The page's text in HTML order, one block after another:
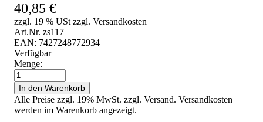
40,85 €
zzgl. 19 % USt zzgl. Versandkosten
Art.Nr. zs117
EAN: 7427248772934
Verfügbar
Menge:
6
Zementspatel
Anmischspatel
4+5+6+7+8+9
mm
In den Warenkorb
Alle Preise zzgl. 19% MwSt. zzgl. Versand. Versandkosten
werden im Warenkorb angezeigt.